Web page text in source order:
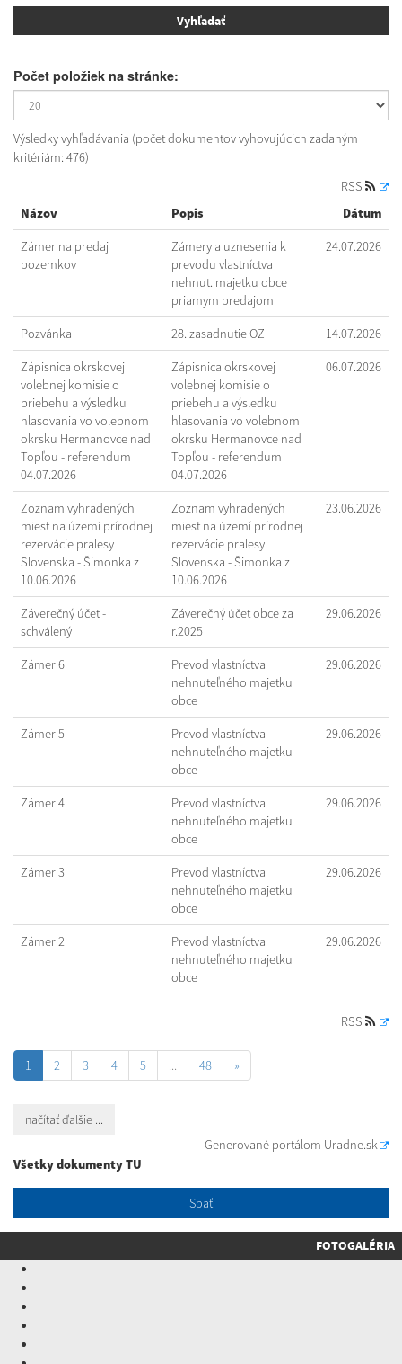
Počet položiek na stránke:
Výsledky vyhľadávania (počet dokumentov vyhovujúcich zadaným
kritériám: 476)
RSS
Názov
Popis Dátum
Zámer na predaj
pozemkov
Zámery a uznesenia k
prevodu vlastníctva
nehnut. majetku obce
priamym predajom
24.07.2026
Pozvánka 28. zasadnutie OZ 14.07.2026
Zápisnica okrskovej
volebnej komisie o
priebehu a výsledku
hlasovania vo volebnom
okrsku Hermanovce nad
Topľou - referendum
04.07.2026
Zápisnica okrskovej
volebnej komisie o
priebehu a výsledku
hlasovania vo volebnom
okrsku Hermanovce nad
Topľou - referendum
04.07.2026
06.07.2026
Zoznam vyhradených
miest na území prírodnej
rezervácie pralesy
Slovenska - Šimonka z
10.06.2026
Zoznam vyhradených
miest na území prírodnej
rezervácie pralesy
Slovenska - Šimonka z
10.06.2026
23.06.2026
Záverečný účet -
schválený
Záverečný účet obce za
r.2025
29.06.2026
Zámer 6
Prevod vlastníctva
nehnuteľného majetku
obce
29.06.2026
Zámer 5
Prevod vlastníctva
nehnuteľného majetku
obce
29.06.2026
Zámer 4
Prevod vlastníctva
nehnuteľného majetku
obce
29.06.2026
Zámer 3
Prevod vlastníctva
nehnuteľného majetku
obce
29.06.2026
Zámer 2
Prevod vlastníctva
nehnuteľného majetku
obce
29.06.2026
RSS
1 2 3 4 5 ... 48 »
načítať ďalšie ...
Generované portálom Uradne.sk
Všetky dokumenty TU
Späť
FOTOGALÉRIA